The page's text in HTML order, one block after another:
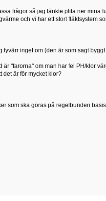
frågor så jag tänkte plita ner mina
och vi har ett stort fläktsystem
inget om (den är som sagt
"farorna" om man har fel PH/klor
det är för mycket klor?
som ska göras på regelbunden